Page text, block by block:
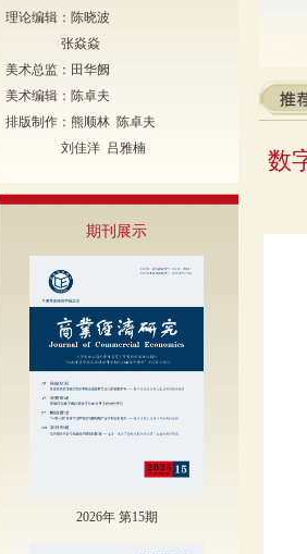
理论编辑：陈晓波
张焱焱
美术总监：田华阙
美术编辑：陈卓夫
排版制作：熊顺林 陈卓夫
刘佳洋 吕雅楠
期刊展示
2026年 第15期
数